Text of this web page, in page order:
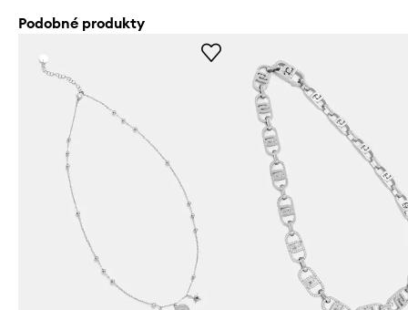
Podobné produkty